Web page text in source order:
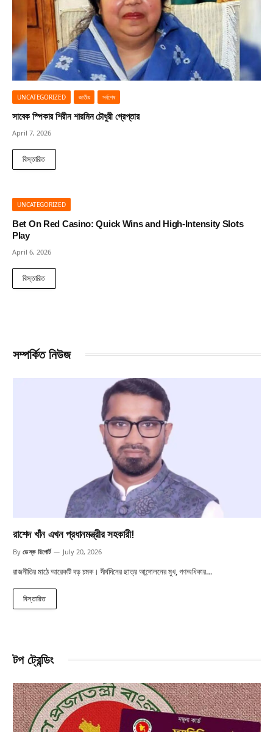
UNCATEGORIZED জাতীয় সর্বশেষ
সাবেক স্পিকার শিরীন শারমিন চৌধুরী গ্রেপ্তার
April 7, 2026
বিস্তারিত
UNCATEGORIZED
Bet On Red Casino: Quick Wins and High‑Intensity Slots
Play
April 6, 2026
বিস্তারিত
সম্পর্কিত নিউজ
রাশেদ খাঁন এখন প্রধানমন্ত্রীর সহকারী!
By ডেস্ক রিপোর্ট July 20, 2026
রাজনীতির মাঠে আরেকটি বড় চমক। দীর্ঘদিনের ছাত্র আন্দোলনের মুখ, গণঅধিকার…
বিস্তারিত
টপ ট্রেন্ডিং